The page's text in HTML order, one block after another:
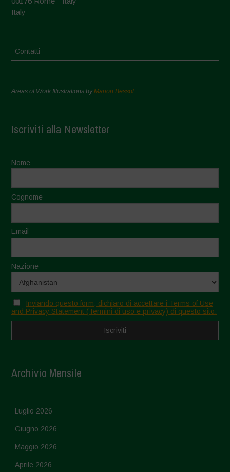
Italy
Contatti
Areas of Work Illustrations byMarion Bessol
Iscriviti alla Newsletter
Nome
Cognome
Email
Nazione
Inviando questo form, dichiaro di accettare i Terms of Use
and Privacy Statement (Termini di uso e privacy) di questo sito.
Archivio Mensile
Luglio 2026
Giugno 2026
Maggio 2026
Aprile 2026